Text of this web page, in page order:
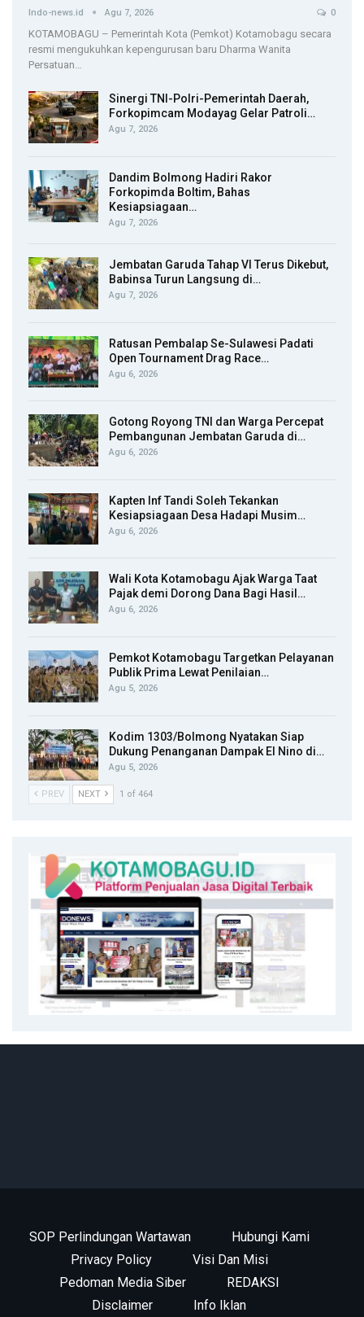
Indo-news.id Agu 7, 2026 0
KOTAMOBAGU – Pemerintah Kota (Pemkot) Kotamobagu secara
resmi mengukuhkan kepengurusan baru Dharma Wanita
Persatuan…
Sinergi TNI-Polri-Pemerintah Daerah,
Forkopimcam Modayag Gelar Patroli…
Agu 7, 2026
Dandim Bolmong Hadiri Rakor
Forkopimda Boltim, Bahas
Kesiapsiagaan…
Agu 7, 2026
Jembatan Garuda Tahap VI Terus Dikebut,
Babinsa Turun Langsung di…
Agu 7, 2026
Ratusan Pembalap Se-Sulawesi Padati
Open Tournament Drag Race…
Agu 6, 2026
Gotong Royong TNI dan Warga Percepat
Pembangunan Jembatan Garuda di…
Agu 6, 2026
Kapten Inf Tandi Soleh Tekankan
Kesiapsiagaan Desa Hadapi Musim…
Agu 6, 2026
Wali Kota Kotamobagu Ajak Warga Taat
Pajak demi Dorong Dana Bagi Hasil…
Agu 6, 2026
Pemkot Kotamobagu Targetkan Pelayanan
Publik Prima Lewat Penilaian…
Agu 5, 2026
Kodim 1303/Bolmong Nyatakan Siap
Dukung Penanganan Dampak El Nino di…
Agu 5, 2026
PREV NEXT 1 of 464
SOP Perlindungan Wartawan
Hubungi Kami
Privacy Policy
Visi Dan Misi
Pedoman Media Siber
REDAKSI
Disclaimer
Info Iklan